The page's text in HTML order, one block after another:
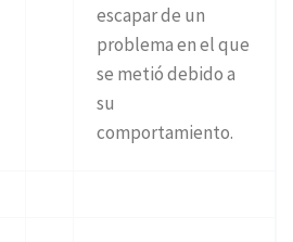
escapar de un
problema en el que
se metió debido a
su
comportamiento.